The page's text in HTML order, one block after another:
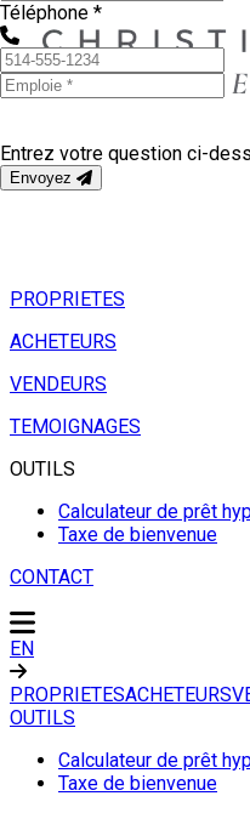
PROPRIETES
ACHETEURS
VENDEURS
TEMOIGNAGES
OUTILS
Calculateur de prêt
Taxe de bienvenue
CONTACT
EN
PROPRIETESACHETEURS
OUTILS
Calculateur de prêt
Taxe de bienvenue
Téléphone *
Entrez votre question ci-
Envoyez